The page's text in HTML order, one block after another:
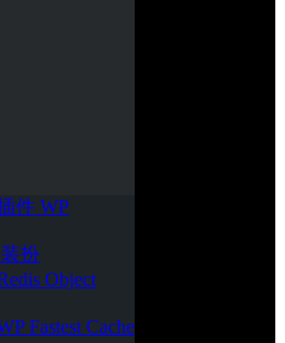
件 WP
扮
Object
Fastest Cache